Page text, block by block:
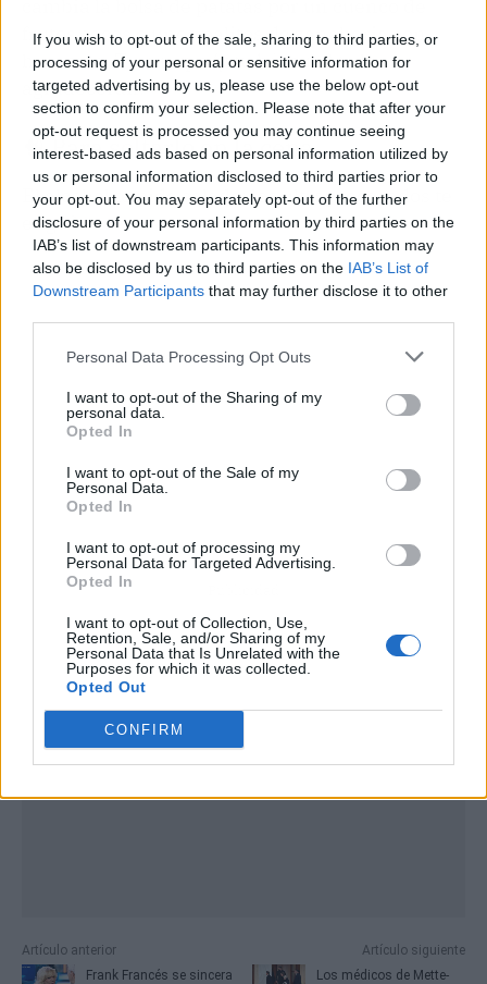
If you wish to opt-out of the sale, sharing to third parties, or
processing of your personal or sensitive information for
targeted advertising by us, please use the below opt-out
section to confirm your selection. Please note that after your
opt-out request is processed you may continue seeing
interest-based ads based on personal information utilized by
us or personal information disclosed to third parties prior to
your opt-out. You may separately opt-out of the further
disclosure of your personal information by third parties on the
IAB’s list of downstream participants. This information may
also be disclosed by us to third parties on the IAB’s List of
Downstream Participants that may further disclose it to other
Personal Data Processing Opt Outs
I want to opt-out of the Sharing of my
personal data.
Opted In
I want to opt-out of the Sale of my
Personal Data.
Opted In
I want to opt-out of processing my
Personal Data for Targeted Advertising.
Opted In
I want to opt-out of Collection, Use,
Retention, Sale, and/or Sharing of my
Personal Data that Is Unrelated with the
Purposes for which it was collected.
Opted Out
CONFIRM
frutos secos o unos palitos de zanahoria con
hummus. Tu cuerpo (y tu báscula) te lo
agradecerán.
🧠 Para soltarlo en la cena
El alcohol te pide salado; los ultraprocesados te
engañan.
Artículo anterior
Frank Francés se sincera
Artículo siguiente
Los médicos de Mette-